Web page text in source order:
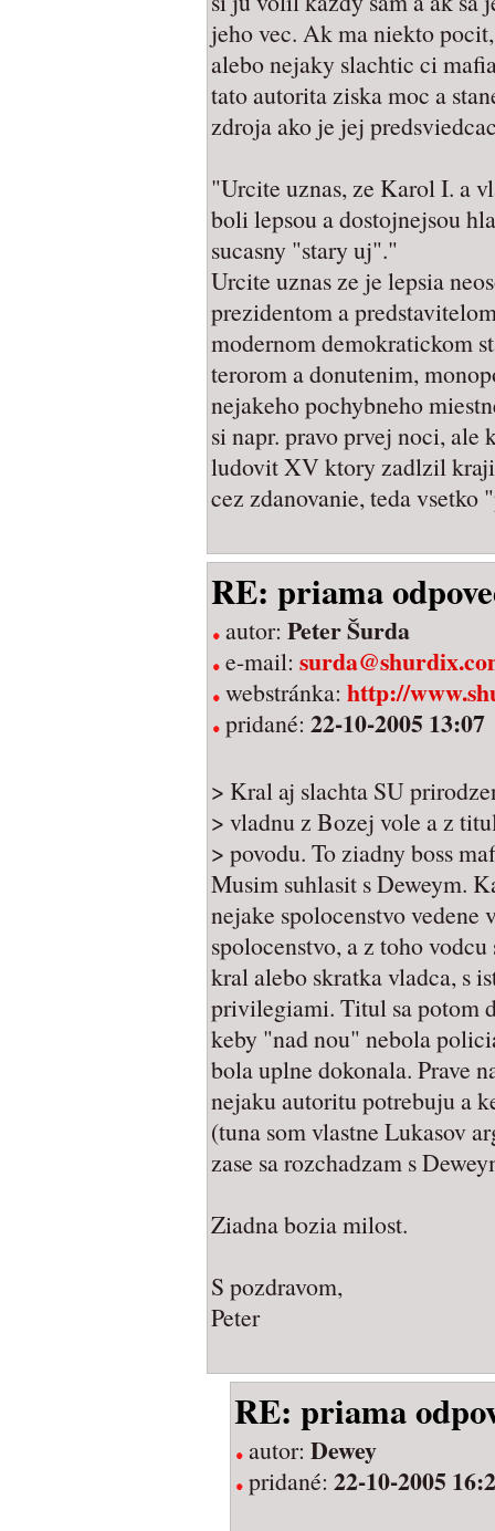
jeho vec. Ak ma niekto
alebo nejaky slachtic ci
tato autorita ziska moc a
zdroja ako je jej
"Urcite uznas, ze Karol I. a
boli lepsou a dostojnejsou
sucasny "stary uj"."
Urcite uznas ze je lepsia
prezidentom a
modernom demokratickom
terorom a donutenim,
nejakeho pochybneho
si napr. pravo prvej noci,
ludovit XV ktory zadlzil
cez zdanovanie, teda
RE: priama
autor: Peter Šurda
e-mail:
webstránka: http://
pridané: 22-10-2005 13:07
> Kral aj slachta SU
> vladnu z Bozej vole a z
> povodu. To ziadny boss
Musim suhlasit s Deweym.
nejake spolocenstvo vedene
spolocenstvo, a z toho
kral alebo skratka vladca, s
privilegiami. Titul sa potom
keby "nad nou" nebola
bola uplne dokonala. Prave
nejaku autoritu potrebuju a
(tuna som vlastne Lukasov
zase sa rozchadzam s
Ziadna bozia milost.
S pozdravom,
Peter
RE: priama
autor: Dewey
pridané: 22-10-2005